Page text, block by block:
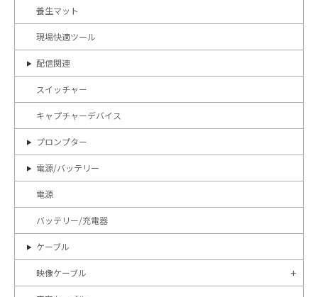
養生マット
現場快適ツール
配信関連
スイッチャー
キャプチャーデバイス
プロンプター
電源/バッテリー
電源
バッテリー/充電器
ケーブル
映像ケーブル